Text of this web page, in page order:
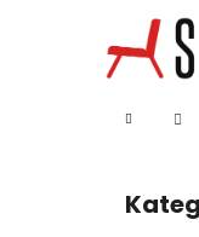
Domov
Preskočiť
kategórie
Späť
Späť